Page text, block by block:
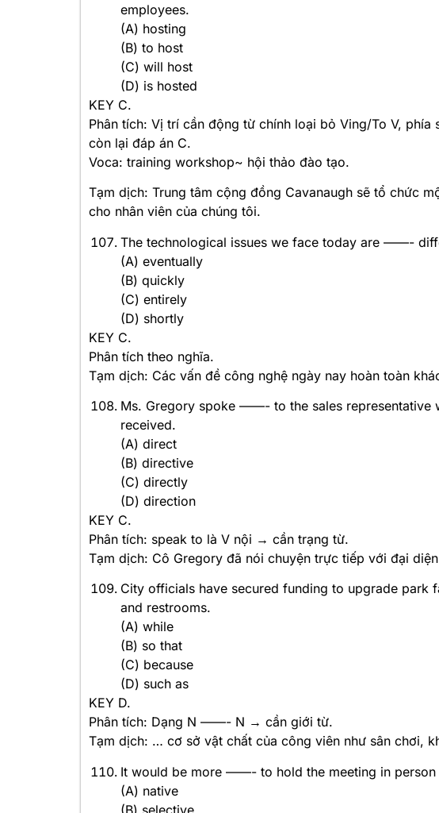
employees.
(A) hosting
(B) to host
(C) will host
(D) is hosted
KEY C.
Phân tích: Vị trí cần động từ chính loại bỏ Ving/To V,
còn lại đáp án C.
Voca: training workshop~ hội thảo đào tạo.
Tạm dịch: Trung tâm cộng đồng Cavanaugh sẽ tổ chức
cho nhân viên của chúng tôi.
The technological issues we face today are ——-
(A) eventually
(B) quickly
(C) entirely
(D) shortly
KEY C.
Phân tích theo nghĩa.
Tạm dịch: Các vấn đề công nghệ ngày nay hoàn toàn
Ms. Gregory spoke ——- to the sales representative
received.
(A) direct
(B) directive
(C) directly
(D) direction
KEY C.
Phân tích: speak to là V nội → cần trạng từ.
Tạm dịch: Cô Gregory đã nói chuyện trực tiếp với đại
City officials have secured funding to upgrade
and restrooms.
(A) while
(B) so that
(C) because
(D) such as
KEY D.
Phân tích: Dạng N ——- N → cần giới từ.
Tạm dịch: … cơ sở vật chất của công viên như sân chơi,
It would be more ——- to hold the meeting in person
(A) native
(B) selective